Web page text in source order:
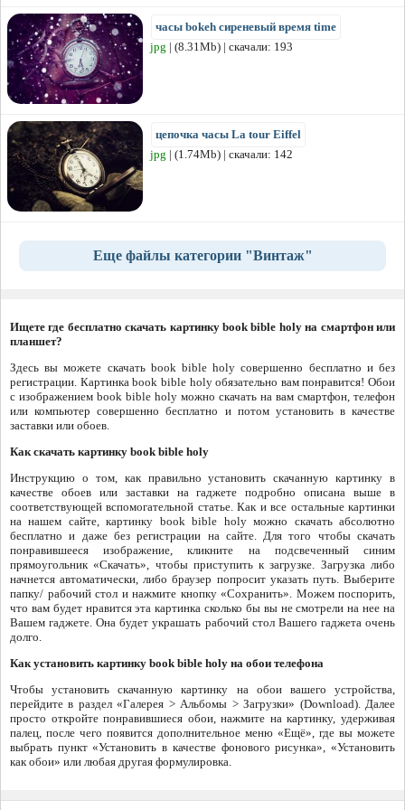
часы bokeh сиреневый время time
jpg | (8.31Mb) | скачали: 193
цепочка часы La tour Eiffel
jpg | (1.74Mb) | скачали: 142
Еще файлы категории "Винтаж"
Ищете где бесплатно скачать картинку book bible holy на смартфон или
планшет?
Здесь вы можете скачать book bible holy совершенно бесплатно и без
регистрации. Картинка book bible holy обязательно вам понравится! Обои
с изображением book bible holy можно скачать на вам смартфон, телефон
или компьютер совершенно бесплатно и потом установить в качестве
заставки или обоев.
Как скачать картинку book bible holy
Инструкцию о том, как правильно установить скачанную картинку в
качестве обоев или заставки на гаджете подробно описана выше в
соответствующей вспомогательной статье. Как и все остальные картинки
на нашем сайте, картинку book bible holy можно скачать абсолютно
бесплатно и даже без регистрации на сайте. Для того чтобы скачать
понравившееся изображение, кликните на подсвеченный синим
прямоугольник «Скачать», чтобы приступить к загрузке. Загрузка либо
начнется автоматически, либо браузер попросит указать путь. Выберите
папку/ рабочий стол и нажмите кнопку «Сохранить». Можем поспорить,
что вам будет нравится эта картинка сколько бы вы не смотрели на нее на
Вашем гаджете. Она будет украшать рабочий стол Вашего гаджета очень
долго.
Как установить картинку book bible holy на обои телефона
Чтобы установить скачанную картинку на обои вашего устройства,
перейдите в раздел «Галерея > Альбомы > Загрузки» (Download). Далее
просто откройте понравившиеся обои, нажмите на картинку, удерживая
палец, после чего появится дополнительное меню «Ещё», где вы можете
выбрать пункт «Установить в качестве фонового рисунка», «Установить
как обои» или любая другая формулировка.